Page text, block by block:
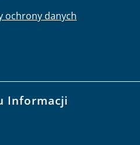
ochrony danych
Informacji